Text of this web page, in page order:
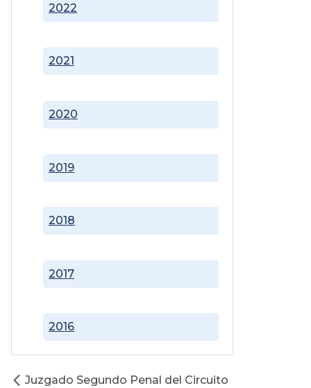
2016
2017
2018
2019
2020
2021
2022
Juzgado Segundo Penal del Circuito